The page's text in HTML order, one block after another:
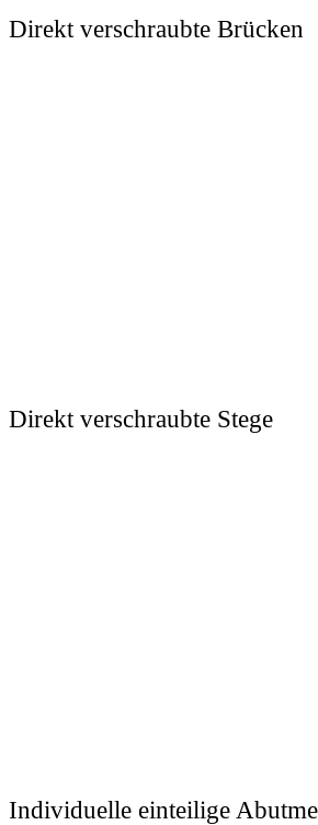
Direkt verschraubte Brücken
Direkt verschraubte Stege
Individuelle einteilige